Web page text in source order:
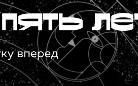
вперед